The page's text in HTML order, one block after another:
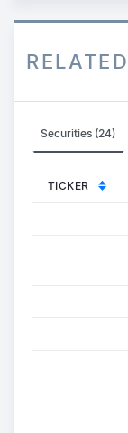
Securities (24)
TICKER